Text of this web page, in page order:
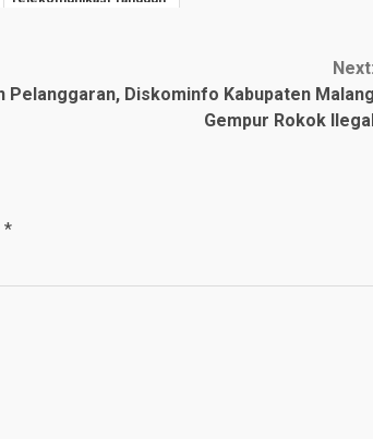
Next:
Pelanggaran, Diskominfo Kabupaten Malang
Gempur Rokok Ilegal
*